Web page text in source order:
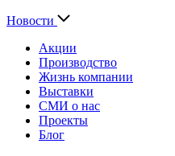
Новости
Акции
Производство
Жизнь компании
Выставки
СМИ о нас
Проекты
Блог